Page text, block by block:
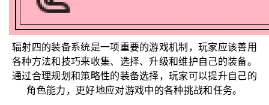
辐射四的装备系统是一项重要的游戏机制，玩家应该善用
各种方法和技巧来收集、选择、升级和维护自己的装备。
通过合理规划和策略性的装备选择，玩家可以提升自己的
角色能力，更好地应对游戏中的各种挑战和任务。